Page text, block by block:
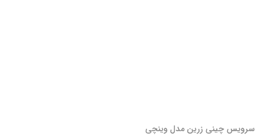
سرویس چینی زرین مدل وینچی